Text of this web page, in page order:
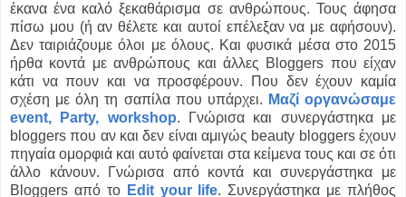
έκανα ένα καλό ξεκαθάρισμα σε ανθρώπους. Τους άφησα
πίσω μου (ή αν θέλετε και αυτοί επέλεξαν να με αφήσουν).
Δεν ταιριάζουμε όλοι με όλους. Και φυσικά μέσα στο 2015
ήρθα κοντά με ανθρώπους και άλλες Bloggers που είχαν
κάτι να πουν και να προσφέρουν. Που δεν έχουν καμία
σχέση με όλη τη σαπίλα που υπάρχει. Μαζί οργανώσαμε
event, Party, workshop. Γνώρισα και συνεργάστηκα με
bloggers που αν και δεν είναι αμιγώς beauty bloggers έχουν
πηγαία ομορφιά και αυτό φαίνεται στα κείμενα τους και σε ότι
άλλο κάνουν. Γνώρισα από κοντά και συνεργάστηκα με
Bloggers από το Edit your life. Συνεργάστηκα με πλήθος